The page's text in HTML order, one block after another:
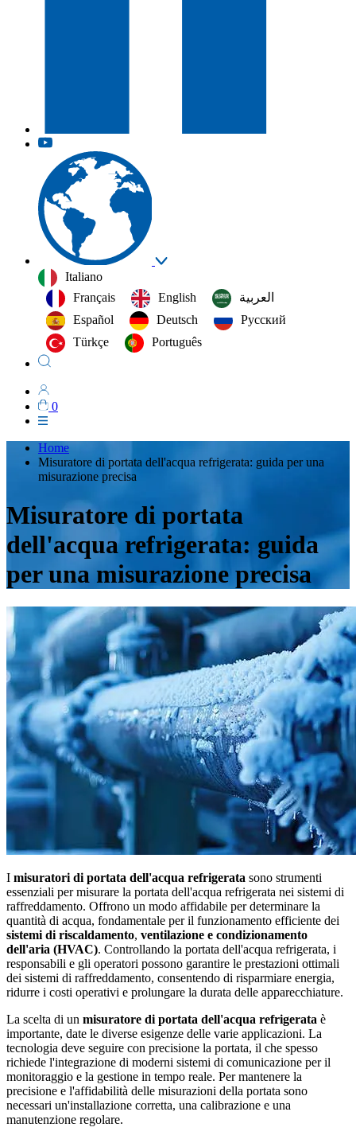
Italiano
Français
English
العربية‏
Español
Deutsch
Русский
Türkçe
Português
0
Home
Misuratore di portata dell'acqua refrigerata: guida per una
misurazione precisa
Misuratore di portata
dell'acqua refrigerata: guida
per una misurazione precisa
I misuratori di portata dell'acqua refrigerata sono strumenti
essenziali per misurare la portata dell'acqua refrigerata nei sistemi di
raffreddamento. Offrono un modo affidabile per determinare la
quantità di acqua, fondamentale per il funzionamento efficiente dei
sistemi di riscaldamento, ventilazione e condizionamento
dell'aria (HVAC). Controllando la portata dell'acqua refrigerata, i
responsabili e gli operatori possono garantire le prestazioni ottimali
dei sistemi di raffreddamento, consentendo di risparmiare energia,
ridurre i costi operativi e prolungare la durata delle apparecchiature.
La scelta di un misuratore di portata dell'acqua refrigerata è
importante, date le diverse esigenze delle varie applicazioni. La
tecnologia deve seguire con precisione la portata, il che spesso
richiede l'integrazione di moderni sistemi di comunicazione per il
monitoraggio e la gestione in tempo reale. Per mantenere la
precisione e l'affidabilità delle misurazioni della portata sono
necessari un'installazione corretta, una calibrazione e una
manutenzione regolare.